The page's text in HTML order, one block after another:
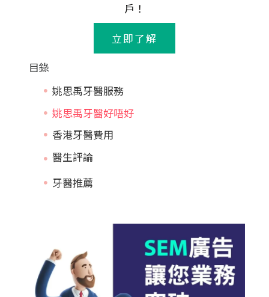
戶！
立即了解
目錄
姚思禹牙醫服務
姚思禹牙醫好唔好
香港牙醫費用
牙醫推薦